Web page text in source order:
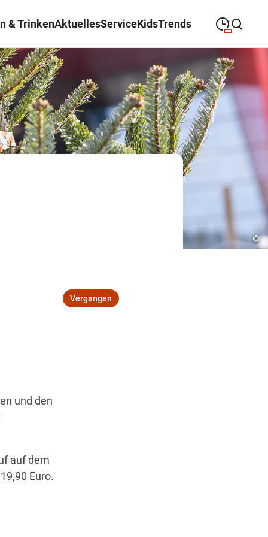
& TrinkenAktuellesServiceKidsTrends
Suche schließenMontag
09:00—19:00
Dienstag
DIENSTAG 09:00—
Mittwoch
MITTWOCH 09:00
09:00
©
Vergangen
und den
auf dem
Euro.